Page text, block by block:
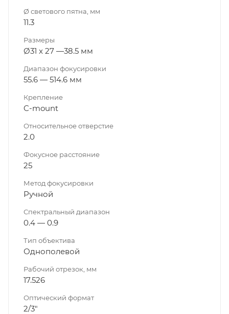
Ø светового пятна, мм
11.3
Размеры
Ø31 x 27 —38.5 мм
Диапазон фокуси­ровки
55.6 — 514.6 мм
Крепление
C-mount
Относительное отверстие
2.0
Фокусное расстояние
25
Метод фокуси­ровки
Ручной
Спектральный диапазон
0.4 — 0.9
Тип объектива
Однополевой
Рабочий отрезок, мм
17.526
Оптический формат
2/3"